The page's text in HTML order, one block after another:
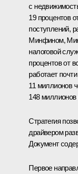
с
19 процентов
поступлений,
Минфином,
налоговой
процентов от
работает
11 миллионов
148
Стратегия
драйвером
Документ
Первое